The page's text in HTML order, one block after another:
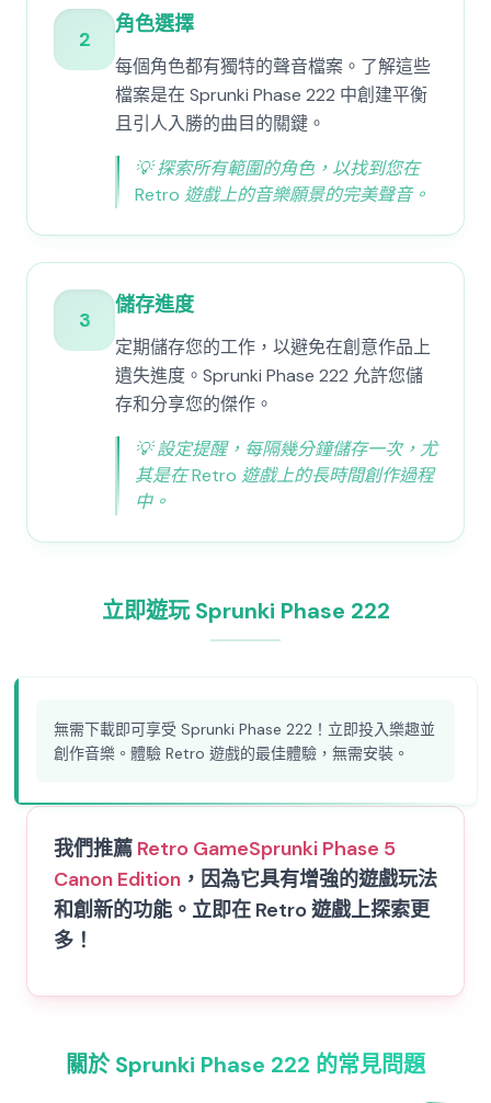
2
角色選擇
每個角色都有獨特的聲音檔案。了解這些
檔案是在 Sprunki Phase 222 中創建平衡
且引人入勝的曲目的關鍵。
💡探索所有範圍的角色，以找到您在
Retro 遊戲上的音樂願景的完美聲音。
3
儲存進度
定期儲存您的工作，以避免在創意作品上
遺失進度。Sprunki Phase 222 允許您儲
存和分享您的傑作。
💡設定提醒，每隔幾分鐘儲存一次，尤
其是在 Retro 遊戲上的長時間創作過程
中。
立即遊玩 Sprunki Phase 222
無需下載即可享受 Sprunki Phase 222！立即投入樂趣並
創作音樂。體驗 Retro 遊戲的最佳體驗，無需安裝。
我們推薦 Retro GameSprunki Phase 5
Canon Edition ，因為它具有增強的遊戲玩法
和創新的功能。立即在 Retro 遊戲上探索更
多！
關於 Sprunki Phase 222 的常見問題